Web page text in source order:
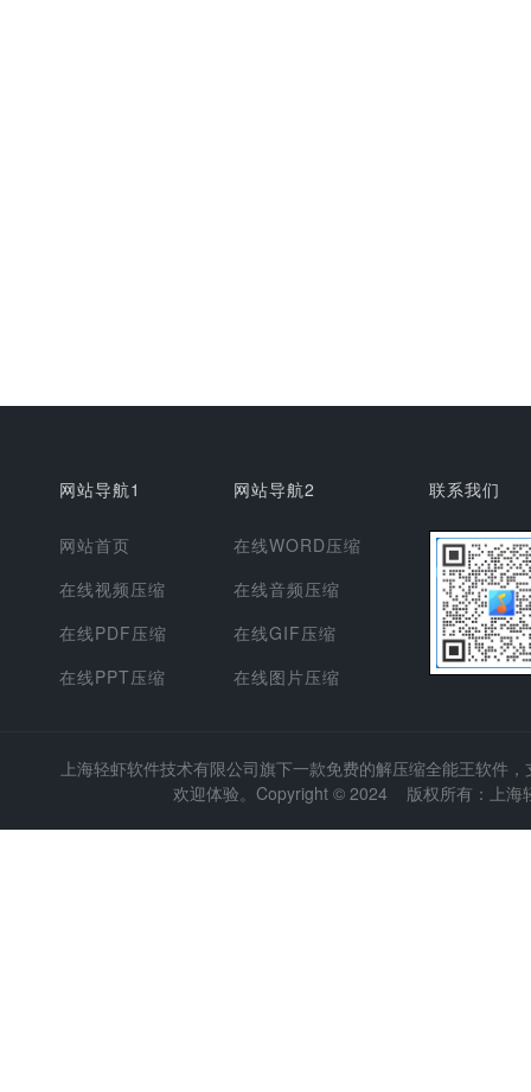
网站导航1
网站首页
在线视频压缩
在线PDF压缩
在线PPT压缩
网站导航2
在线WORD压缩
在线音频压缩
在线GIF压缩
在线图片压缩
联系我们
上海轻虾软件技术有限公司旗下一款免费的解压缩全能王软件
欢迎体验。Copyright © 2024 版权所有：上